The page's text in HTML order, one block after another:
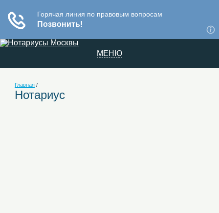
МЕНЮ
Главная /
Нотариус